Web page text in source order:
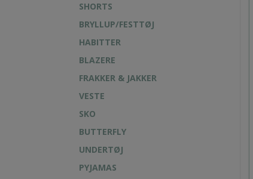
SHORTS
BRYLLUP/FESTTØJ
HABITTER
BLAZERE
FRAKKER & JAKKER
VESTE
SKO
BUTTERFLY
UNDERTØJ
PYJAMAS